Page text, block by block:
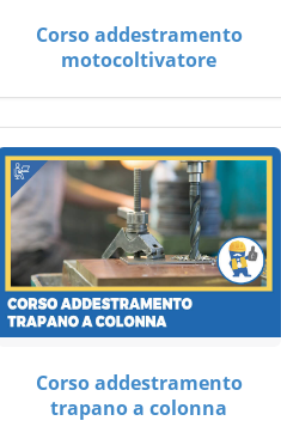
Corso addestramento
motocoltivatore
Corso addestramento
trapano a colonna